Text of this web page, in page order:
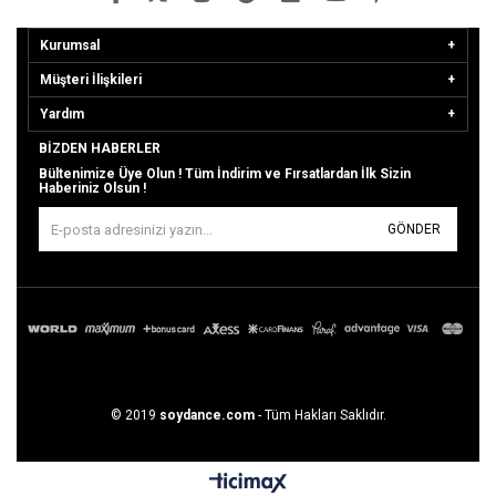
Kurumsal
Müşteri İlişkileri
Yardım
BIZDEN HABERLER
Bültenimize Üye Olun ! Tüm İndirim ve Fırsatlardan İlk Sizin
Haberiniz Olsun !
GÖNDER
© 2019 soydance.com- Tüm Hakları Saklıdır.